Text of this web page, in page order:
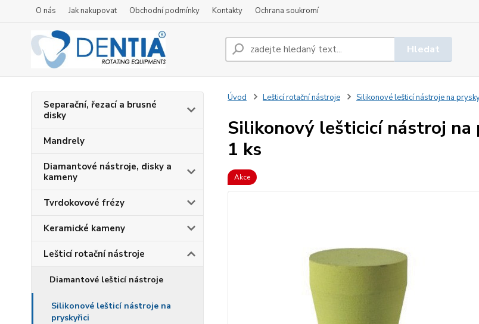
O nás Jak nakupovat Obchodní podmínky Kontakty Ochrana soukromí
Hledat
Separační, řezací a brusné
disky
Mandrely
Diamantové nástroje, disky a
kameny
Tvrdokovové frézy
Keramické kameny
Lešticí rotační nástroje
Diamantové lešticí nástroje
Silikonové lešticí nástroje na
pryskyřici
Úvod Lešticí rotační nástroje Silikonové lešticí nástroje na
Silikonový lešticicí nástroj
1 ks
Akce